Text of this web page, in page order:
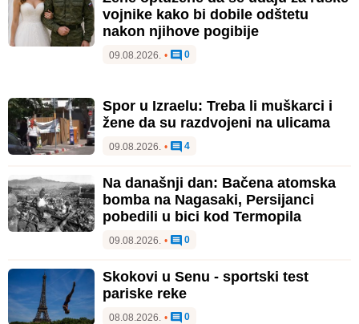
vojnike kako bi dobile odštetu
nakon njihove pogibije
09.08.2026. • 0
Spor u Izraelu: Treba li muškarci i
žene da su razdvojeni na ulicama
09.08.2026. • 4
Na današnji dan: Bačena atomska
bomba na Nagasaki, Persijanci
pobedili u bici kod Termopila
09.08.2026. • 0
Skokovi u Senu - sportski test
pariske reke
08.08.2026. • 0